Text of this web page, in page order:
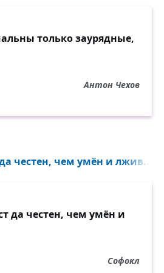
только заурядные,
Антон Чехов
честен, чем умён и лжив...
да честен, чем умён и
Софокл